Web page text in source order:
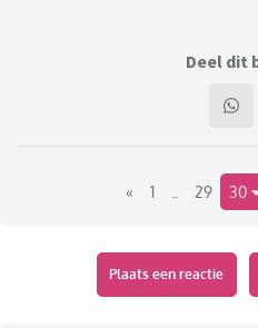
Deel dit
« 1 29 30
Plaats een reactie